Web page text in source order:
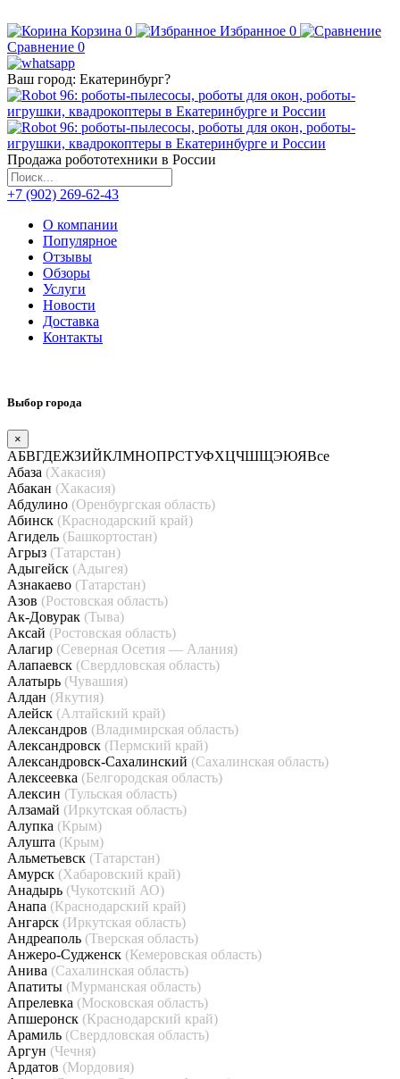
Корзина 0 Избранное 0
Сравнение 0
Ваш город: Екатеринбург?
Продажа робототехники в России
+7 (902) 269-62-43
О компании
Популярное
Отзывы
Обзоры
Услуги
Новости
Доставка
Контакты
Выбор города
×
АБВГДЕЖЗИЙКЛМНОПРСТУФХЦЧШЩЭЮЯВсе
Абаза (Хакасия)
Абакан (Хакасия)
Абдулино (Оренбургская область)
Абинск (Краснодарский край)
Агидель (Башкортостан)
Агрыз (Татарстан)
Адыгейск (Адыгея)
Азнакаево (Татарстан)
Азов (Ростовская область)
Ак-Довурак (Тыва)
Аксай (Ростовская область)
Алагир (Северная Осетия — Алания)
Алапаевск (Свердловская область)
Алатырь (Чувашия)
Алдан (Якутия)
Алейск (Алтайский край)
Александров (Владимирская область)
Александровск (Пермский край)
Александровск-Сахалинский (Сахалинская область)
Алексеевка (Белгородская область)
Алексин (Тульская область)
Алзамай (Иркутская область)
Алупка (Крым)
Алушта (Крым)
Альметьевск (Татарстан)
Амурск (Хабаровский край)
Анадырь (Чукотский АО)
Анапа (Краснодарский край)
Ангарск (Иркутская область)
Андреаполь (Тверская область)
Анжеро-Судженск (Кемеровская область)
Анива (Сахалинская область)
Апатиты (Мурманская область)
Апрелевка (Московская область)
Апшеронск (Краснодарский край)
Арамиль (Свердловская область)
Аргун (Чечня)
Ардатов (Мордовия)